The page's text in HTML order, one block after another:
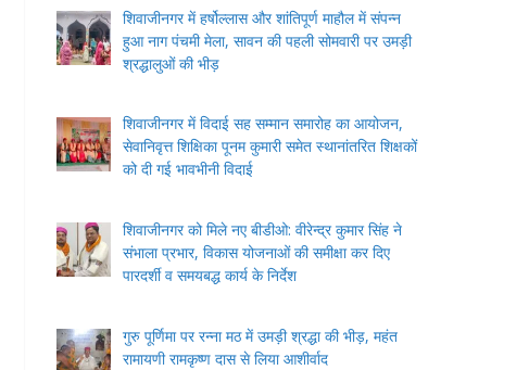
शिवाजीनगर में हर्षोल्लास और शांतिपूर्ण माहौल में संपन्न
हुआ नाग पंचमी मेला, सावन की पहली सोमवारी पर उमड़ी
श्रद्धालुओं की भीड़
शिवाजीनगर में विदाई सह सम्मान समारोह का आयोजन,
सेवानिवृत्त शिक्षिका पूनम कुमारी समेत स्थानांतरित शिक्षकों
को दी गई भावभीनी विदाई
शिवाजीनगर को मिले नए बीडीओ: वीरेन्द्र कुमार सिंह ने
संभाला प्रभार, विकास योजनाओं की समीक्षा कर दिए
पारदर्शी व समयबद्ध कार्य के निर्देश
गुरु पूर्णिमा पर रन्ना मठ में उमड़ी श्रद्धा की भीड़, महंत
रामायणी रामकृष्ण दास से लिया आशीर्वाद